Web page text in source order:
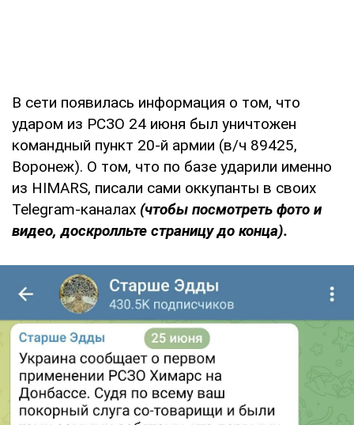
В сети появилась информация о том, что
ударом из РСЗО 24 июня был уничтожен
командный пункт 20-й армии (в/ч 89425,
Воронеж). О том, что по базе ударили именно
из HIMARS, писали сами оккупанты в своих
Telegram-каналах (чтобы посмотреть фото и
видео, доскролльте страницу до конца).